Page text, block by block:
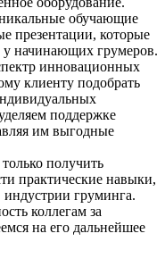
обучающие
презентации, которые
начинающих грумеров.
инновационных
клиенту подобрать
поддержке
им выгодные
получить
практические навыки,
груминга.
коллегам за
на его дальнейшее